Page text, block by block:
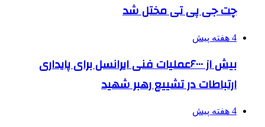
چت جی پی تی مختل شد
4 هفته پیش
بیش از ۶۰۰۰عملیات فنی ایرانسل برای پایداری
ارتباطات در تشییع رهبر شهید
4 هفته پیش